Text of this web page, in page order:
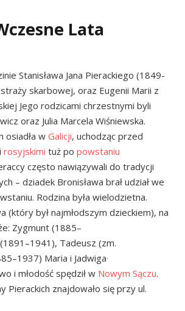
Lata
Stanisława Jana Pierackiego (1849-
skarbowej, oraz Eugenii Marii z
Jego rodzicami chrzestnymi byli
oraz Julia Marcela Wiśniewska.
osiadła w Galicji, uchodząc przed
rosyjskimi tuż po powstaniu
często nawiązywali do tradycji
– dziadek Bronisława brał udział we
Rodzina była wielodzietna.
(który był najmłodszym dzieckiem), na
Zygmunt (1885–
(1891–1941), Tadeusz (zm.
Maria i Jadwiga
i młodość spędził w Nowym Sączu.
Pierackich znajdowało się przy ul.